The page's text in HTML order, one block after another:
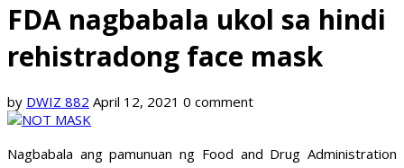
FDA nagbabala ukol sa hindi
rehistradong face mask
by DWIZ 882 April 12, 2021 0 comment
Nagbabala ang pamunuan ng Food and Drug Administration